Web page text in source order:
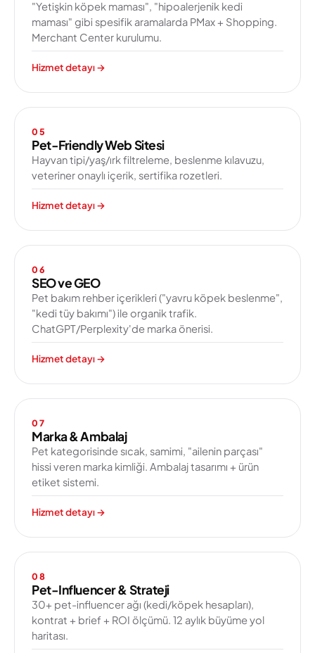
"Yetişkin köpek maması", "hipoalerjenik kedi
maması" gibi spesifik aramalarda PMax + Shopping.
Merchant Center kurulumu.
Hizmet detayı→
05
Pet-Friendly Web Sitesi
Hayvan tipi/yaş/ırk filtreleme, beslenme kılavuzu,
veteriner onaylı içerik, sertifika rozetleri.
Hizmet detayı→
06
SEO ve GEO
Pet bakım rehber içerikleri ("yavru köpek beslenme",
"kedi tüy bakımı") ile organik trafik.
ChatGPT/Perplexity'de marka önerisi.
Hizmet detayı→
07
Marka & Ambalaj
Pet kategorisinde sıcak, samimi, "ailenin parçası"
hissi veren marka kimliği. Ambalaj tasarımı + ürün
etiket sistemi.
Hizmet detayı→
08
Pet-Influencer & Strateji
30+ pet-influencer ağı (kedi/köpek hesapları),
kontrat + brief + ROI ölçümü. 12 aylık büyüme yol
haritası.